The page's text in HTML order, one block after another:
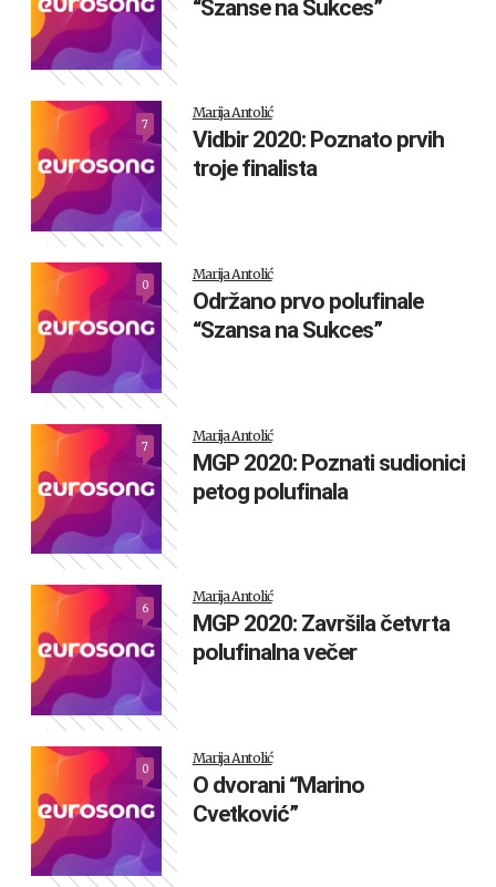
“Szanse na Sukces”
7
Marija Antolić
Vidbir 2020: Poznato prvih
troje finalista
0
Marija Antolić
Održano prvo polufinale
“Szansa na Sukces”
7
Marija Antolić
MGP 2020: Poznati sudionici
petog polufinala
6
Marija Antolić
MGP 2020: Završila četvrta
polufinalna večer
0
Marija Antolić
O dvorani “Marino
Cvetković”